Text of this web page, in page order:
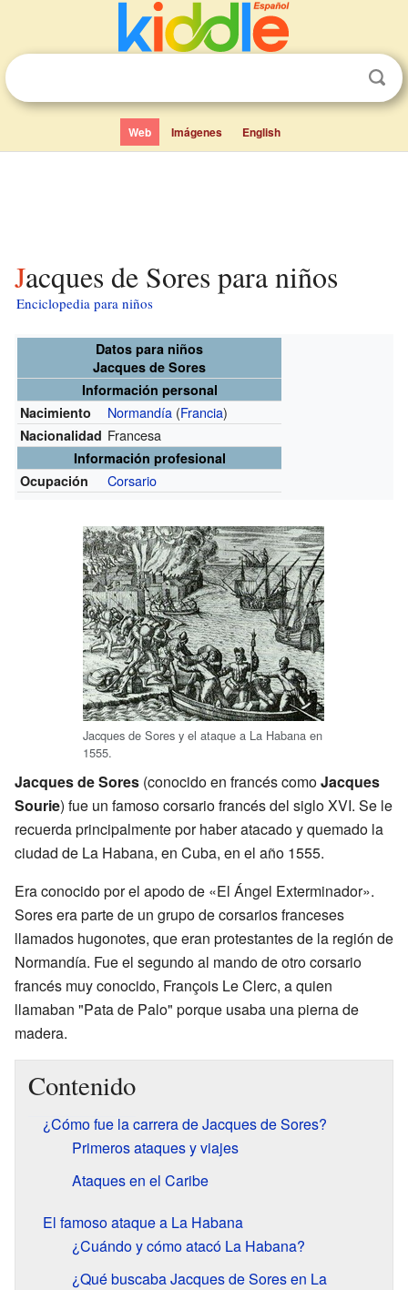
Web Imágenes English
Jacques de Sores para niños
Enciclopedia para niños
Datos para niños
Jacques de Sores
Información personal
Nacimiento
Normandía (Francia)
Nacionalidad Francesa
Información profesional
Ocupación
Corsario
Jacques de Sores y el ataque a La Habana en
1555.
Jacques de Sores (conocido en francés comoJacques
Sourie) fue un famoso corsario francés del siglo XVI. Se le
recuerda principalmente por haber atacado y quemado la
ciudad de La Habana, en Cuba, en el año 1555.
Era conocido por el apodo de «El Ángel Exterminador».
Sores era parte de un grupo de corsarios franceses
llamados hugonotes, que eran protestantes de la región de
Normandía. Fue el segundo al mando de otro corsario
francés muy conocido, François Le Clerc, a quien
llamaban "Pata de Palo" porque usaba una pierna de
madera.
Contenido
¿Cómo fue la carrera de Jacques de Sores?
Primeros ataques y viajes
Ataques en el Caribe
El famoso ataque a La Habana
¿Cuándo y cómo atacó La Habana?
¿Qué buscaba Jacques de Sores en La